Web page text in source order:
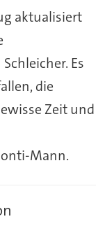
aktualisiert
Es
die
Zeit und
Mann.